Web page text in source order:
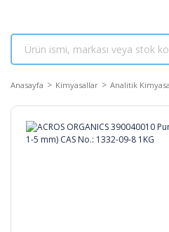
Anasayfa Kimyasallar Analitik